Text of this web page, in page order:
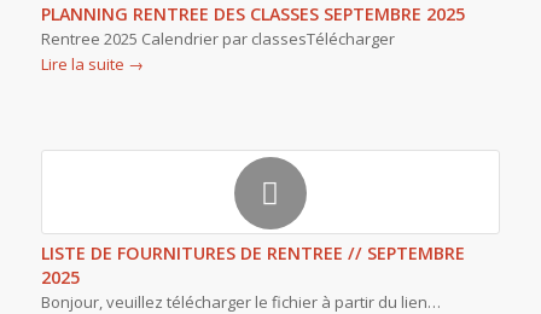
PLANNING RENTREE DES CLASSES SEPTEMBRE 2025
Rentree 2025 Calendrier par classesTélécharger
Lire la suite →
LISTE DE FOURNITURES DE RENTREE // SEPTEMBRE
2025
Bonjour, veuillez télécharger le fichier à partir du lien…